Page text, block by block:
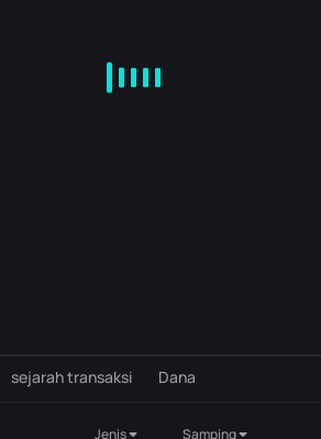
sejarah transaksi Dana
Jenis Samping